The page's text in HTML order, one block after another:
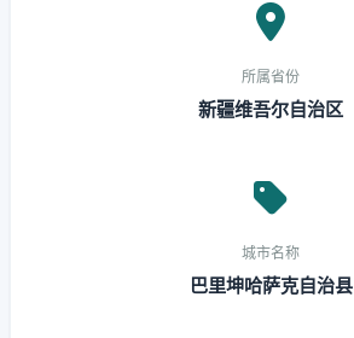
所属省份
新疆维吾尔自治区
城市名称
巴里坤哈萨克自治县